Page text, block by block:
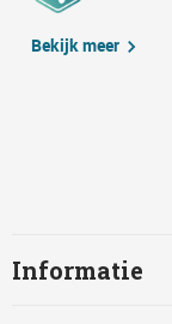
Bekijk meer
Informatie